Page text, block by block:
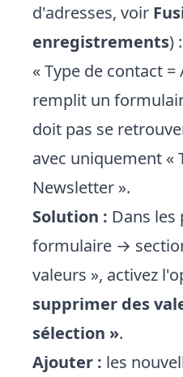
d'adresses, voir
enregistrements)
« Type de contact
remplit un
doit pas se
avec uniquement «
Newsletter ».
Solution : Dans
formulaire →
valeurs », activez
supprimer des
sélection ».
Ajouter : les